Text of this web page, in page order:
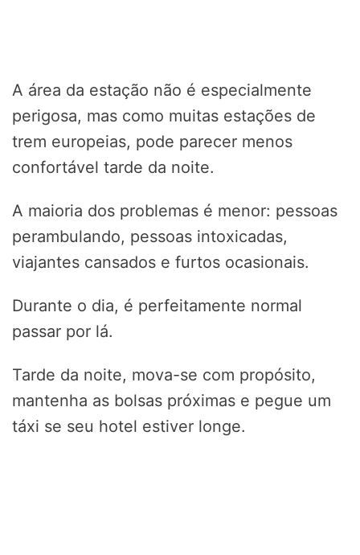
A área da estação não é especialmente
perigosa, mas como muitas estações de
trem europeias, pode parecer menos
confortável tarde da noite.
A maioria dos problemas é menor: pessoas
perambulando, pessoas intoxicadas,
viajantes cansados e furtos ocasionais.
Durante o dia, é perfeitamente normal
passar por lá.
Tarde da noite, mova-se com propósito,
mantenha as bolsas próximas e pegue um
táxi se seu hotel estiver longe.